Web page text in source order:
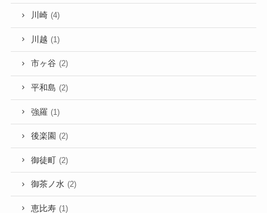
川崎 (4)
川越 (1)
市ヶ谷 (2)
平和島 (2)
強羅 (1)
後楽園 (2)
御徒町 (2)
御茶ノ水 (2)
恵比寿 (1)